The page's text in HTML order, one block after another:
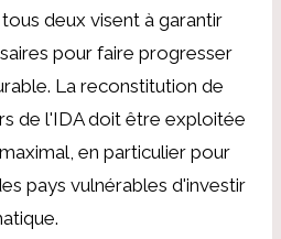
deux visent à garantir
pour faire progresser
La reconstitution de
de l'IDA doit être exploitée
en particulier pour
pays vulnérables d'investir